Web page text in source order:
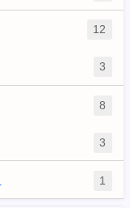
12
3
8
3
1